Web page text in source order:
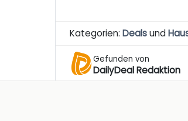
Kategorien:Dealsund
Gefunden von
DailyDeal Redaktion